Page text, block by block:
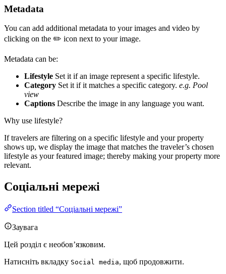
Metadata
You can add additional metadata to your images and video by
clicking on the ✏️ icon next to your image.
Metadata can be:
Lifestyle Set it if an image represent a specific lifestyle.
Category Set it if it matches a specific category. e.g. Pool
view
Captions Describe the image in any language you want.
Why use lifestyle?
If travelers are filtering on a specific lifestyle and your property
shows up, we display the image that matches the traveler’s chosen
lifestyle as your featured image; thereby making your property more
relevant.
Соціальні мережі
Section titled “Соціальні мережі”
Заувага
Цей розділ є необов’язковим.
Натисніть вкладку Social media, щоб продовжити.